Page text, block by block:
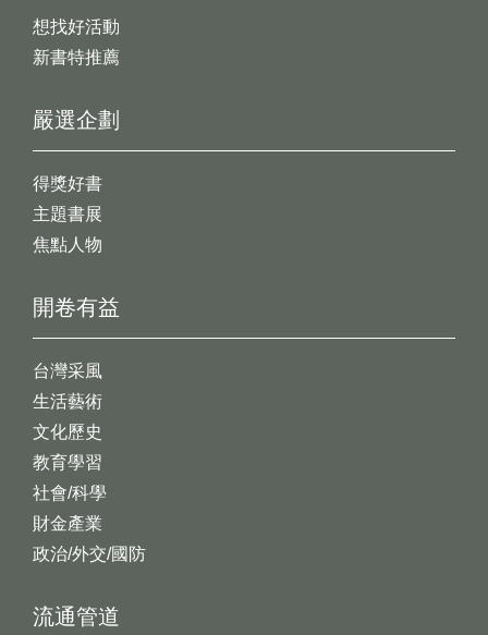
想找好活動
新書特推薦
開卷有益
台灣采風
生活藝術
文化歷史
教育學習
社會/科學
財金產業
政治/外交/國防
嚴選企劃
得獎好書
主題書展
焦點人物
流通管道